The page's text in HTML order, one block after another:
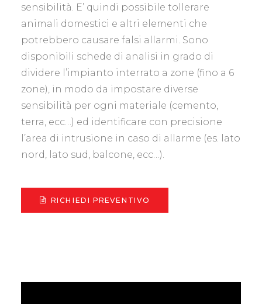
sensibilità. E’ quindi possibile tollerare
animali domestici e altri elementi che
potrebbero causare falsi allarmi. Sono
disponibili schede di analisi in grado di
dividere l’impianto interrato a zone (fino a 6
zone), in modo da impostare diverse
sensibilità per ogni materiale (cemento,
terra, ecc…) ed identificare con precisione
l’area di intrusione in caso di allarme (es. lato
nord, lato sud, balcone, ecc…).
RICHIEDI PREVENTIVO